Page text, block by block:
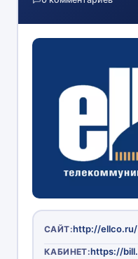
САЙТ:http://ellco.ru/
КАБИНЕТ: